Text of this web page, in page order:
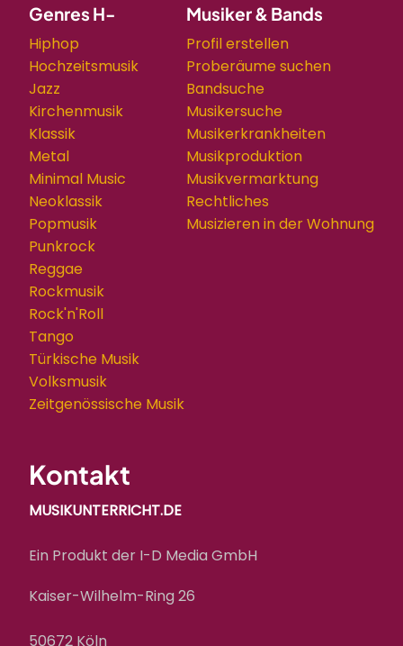
Genres H-
Hiphop
Hochzeitsmusik
Jazz
Kirchenmusik
Klassik
Metal
Minimal Music
Neoklassik
Popmusik
Punkrock
Reggae
Rockmusik
Rock'n'Roll
Tango
Türkische Musik
Volksmusik
Zeitgenössische Musik
Musiker & Bands
Profil erstellen
Proberäume suchen
Bandsuche
Musikersuche
Musikerkrankheiten
Musikproduktion
Musikvermarktung
Rechtliches
Musizieren in der Wohnung
Kontakt
MUSIKUNTERRICHT.DE
Ein Produkt der I-D Media GmbH
Kaiser-Wilhelm-Ring 26
50672 Köln